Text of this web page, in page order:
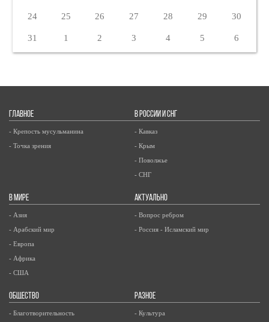
24 25 26 27 28 29 30
31 1 2 3 4 5 6
ГЛАВНОЕ
- Крепость мусульманина
- Точка зрения
В РОССИИ И СНГ
- Кавказ
- Крым
- Поволжье
- СНГ
В МИРЕ
- Азия
- Арабский мир
- Европа
- Африка
- США
АКТУАЛЬНО
- Вопрос ребром
- Россия - Исламский мир
ОБЩЕСТВО
- Благотворительность
РАЗНОЕ
- Культура